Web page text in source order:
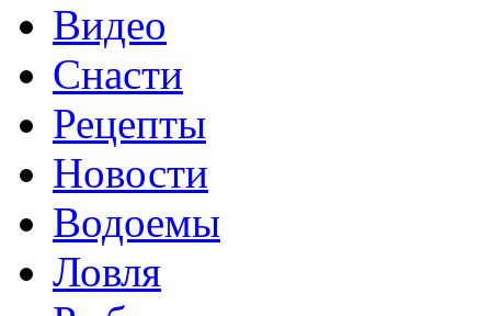
Видео
Снасти
Рецепты
Новости
Водоемы
Ловля